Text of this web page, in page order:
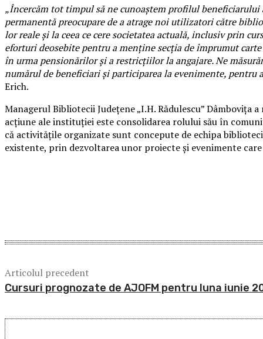
„Încercăm tot timpul să ne cunoaștem profilul
permanentă preocupare de a atrage noi utilizatori către
lor reale și la ceea ce cere societatea actuală, inclusiv prin
eforturi deosebite pentru a menține secția de împrumut
în urma pensionărilor și a restricțiilor la angajare. Ne
numărul de beneficiari și participarea la evenimente,
Erich.
Managerul Bibliotecii Județene „I.H. Rădulescu”
acțiune ale instituției este consolidarea rolului său în
că activitățile organizate sunt concepute de echipa
existente, prin dezvoltarea unor proiecte și evenimente
Articolul precedent
Cursuri prognozate de AJOFM pentru luna iunie